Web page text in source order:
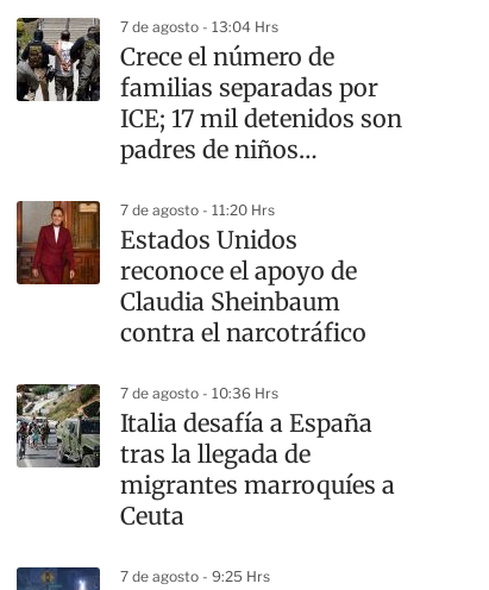
7 de agosto - 13:04 Hrs
Crece el número de
familias separadas por
ICE; 17 mil detenidos son
padres de niños
7 de agosto - 11:20 Hrs
Estados Unidos
reconoce el apoyo de
Claudia Sheinbaum
contra el narcotráfico
7 de agosto - 10:36 Hrs
Italia desafía a España
tras la llegada de
migrantes marroquíes a
Ceuta
7 de agosto - 9:25 Hrs